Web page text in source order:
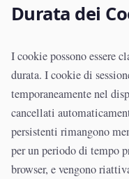
Durata dei
I cookie possono essere
durata. I cookie di
temporaneamente nel
cancellati
persistenti rimangono
per un periodo di tempo
browser, e vengono